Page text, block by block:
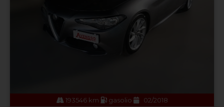
193546 km gasolio 02/2018